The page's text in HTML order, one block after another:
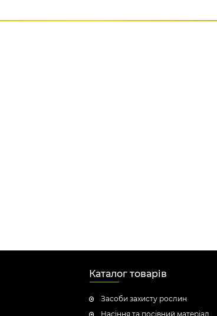
Каталог товарів
Засоби захисту рослин
Насіння та посівний матеріал